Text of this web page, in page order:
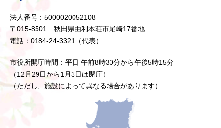
法人番号：5000020052108
〒015-8501 秋田県由利本荘市尾崎17番地
電話：0184-24-3321（代表）
市役所開庁時間：平日 午前8時30分から午後5時15分
（12月29日から1月3日は閉庁）
（ただし、施設によって異なる場合があります）